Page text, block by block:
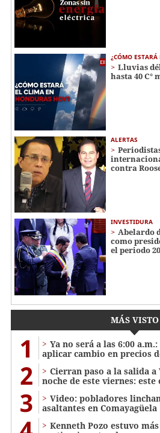
¿CÓMO
Lluvias
hasta 40 C°
ALERTAS
contra
INVESTIDURA
Abelardo
como
el periodo
MÁS VISTO
1
Ya no será a las 6:00
aplicar cambio en precios
2
Cierran paso a la salida a
noche de este viernes:
3
Video: pobladores
asaltantes en Comayagüela
Kenneth Pozo estuvo